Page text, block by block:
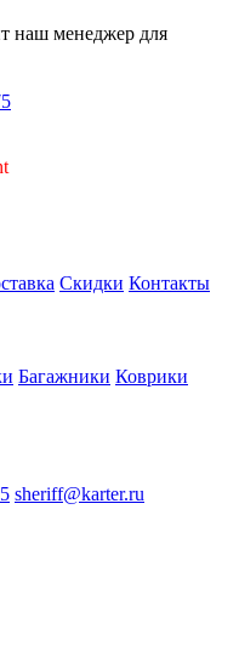
наш менеджер для
Скидки Контакты
Багажники Коврики
sheriff@karter.ru